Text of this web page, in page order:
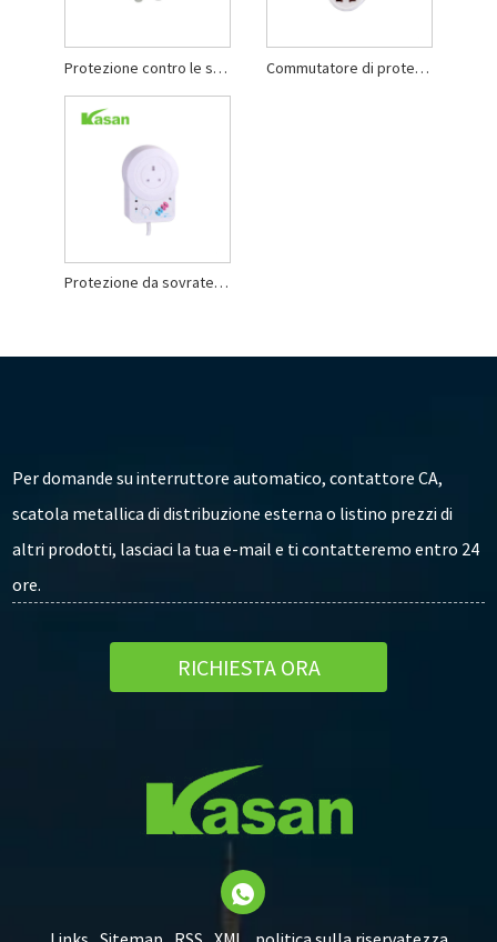
Protezione contro le sovratensioni per condizionatori d'aria ad alta potenza Commutatore di protezione automatico della tensione AVS13 20A Micro Led Type
Protezione da sovratensione con interruttore automatico di tensione
Per domande su interruttore automatico, contattore CA,
scatola metallica di distribuzione esterna o listino prezzi di
altri prodotti, lasciaci la tua e-mail e ti contatteremo entro 24
ore.
RICHIESTA ORA